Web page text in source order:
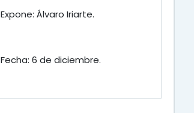
Expone: Álvaro Iriarte.
Fecha: 6 de diciembre.